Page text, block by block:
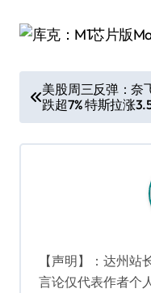
章
导
美股周三反弹：奈
跌超7% 特斯拉涨
【声明】：达州
言论仅代表作者个